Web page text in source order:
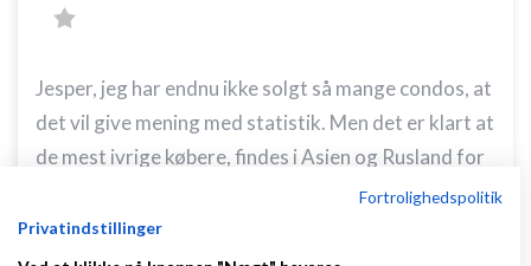
Jesper, jeg har endnu ikke solgt så mange condos, at
det vil give mening med statistik. Men det er klart at
de mest ivrige købere, findes i Asien og Rusland for
Fortrolighedspolitik
Privatindstillinger